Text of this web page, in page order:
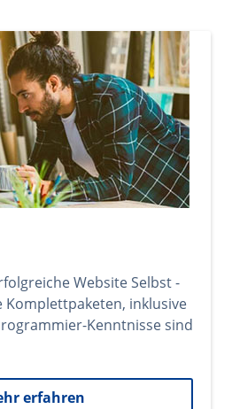
Website Selbst -
Komplettpaketen, inklusive
Kenntnisse sind
erfahren